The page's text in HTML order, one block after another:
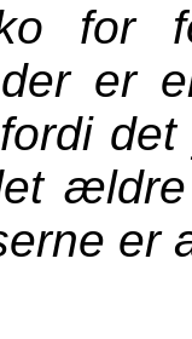
for
er
er